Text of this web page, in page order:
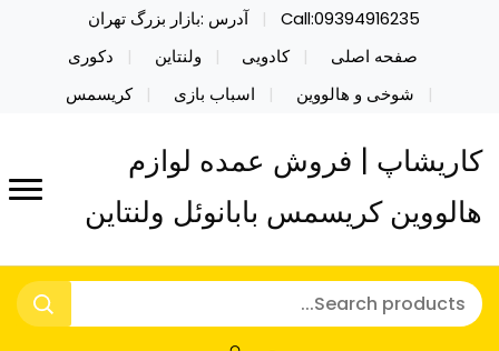
Call:09394916235
آدرس :بازار بزرگ تهران
صفحه اصلی
کادویی ولنتاین
دکوری
شوخی و هالووین
اسباب بازی کریسمس
کاریشاپ | فروش عمده لوازم
هالووین کریسمس بابانوئل ولنتاین